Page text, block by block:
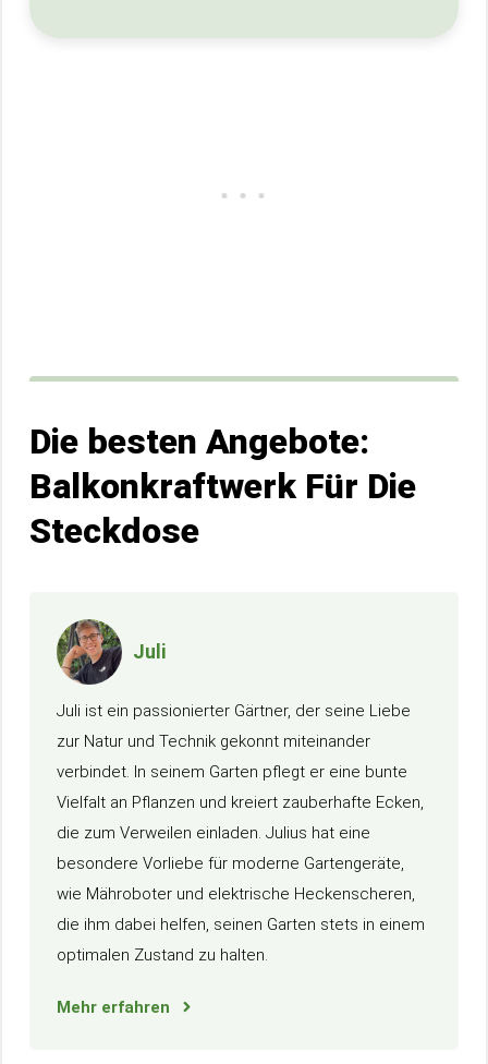
Die besten Angebote:
Balkonkraftwerk Für Die
Steckdose
Juli
Juli ist ein passionierter Gärtner, der seine Liebe
zur Natur und Technik gekonnt miteinander
verbindet. In seinem Garten pflegt er eine bunte
Vielfalt an Pflanzen und kreiert zauberhafte Ecken,
die zum Verweilen einladen. Julius hat eine
besondere Vorliebe für moderne Gartengeräte,
wie Mähroboter und elektrische Heckenscheren,
die ihm dabei helfen, seinen Garten stets in einem
optimalen Zustand zu halten.
Mehr erfahren